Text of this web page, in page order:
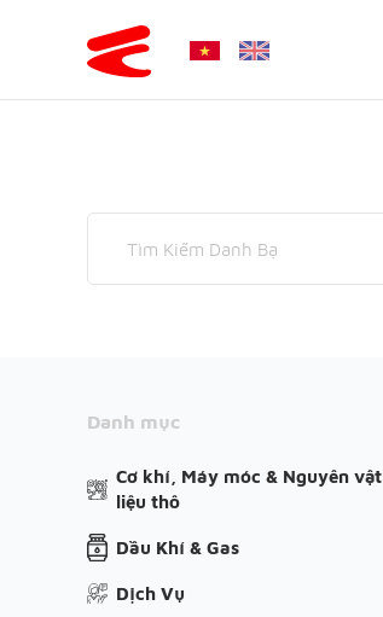
Danh mục
Cơ khí, Máy móc & Nguyên vật
liệu thô
Dầu Khí & Gas
Dịch Vụ